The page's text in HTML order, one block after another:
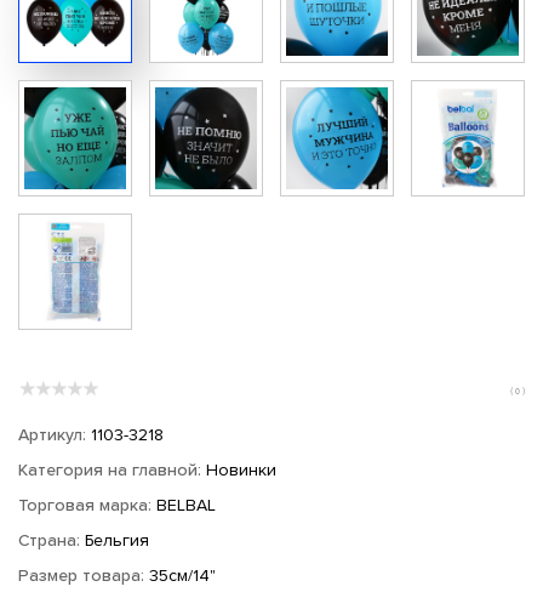
( 0 )
Артикул: 1103-3218
Категория на главной: Новинки
Торговая марка: BELBAL
Страна: Бельгия
Размер товара: 35см/14"